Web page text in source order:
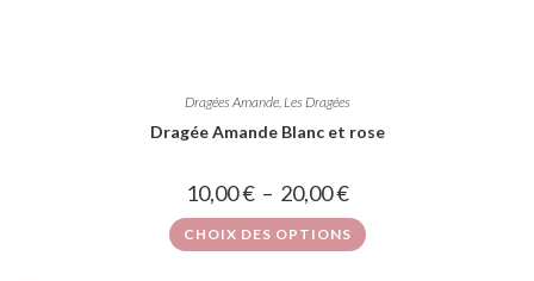
Dragées Amande, Les Dragées
Dragée Amande Blanc et rose
10,00€ – 20,00€
CHOIX DES OPTIONS